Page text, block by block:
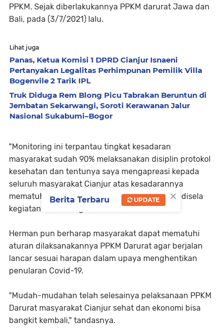
PPKM. Sejak diberlakukannya PPKM darurat Jawa dan
Bali, pada (3/7/2021) lalu.
Lihat juga
Panas, Ketua Komisi 1 DPRD Cianjur Isnaeni
Pertanyakan Legalitas Perhimpunan Pemilik Villa
Bogenvile 2 Tarik IPL
Truk Diduga Rem Blong Picu Tabrakan Beruntun di
Jembatan Sekarwangi, Soroti Kerawanan Jalur
Nasional Sukabumi–Bogor
"Monitoring ini terpantau tingkat kesadaran
masyarakat sudah 90% melaksanakan disiplin protokol
kesehatan dan tentunya saya mengapreasi kepada
seluruh masyarakat Cianjur atas kesadarannya
mematuhi aturan PPKM darurat," kata Herman disela
kegiatan monitoring.
Herman pun berharap masyarakat dapat mematuhi
aturan dilaksanakannya PPKM Darurat agar berjalan
lancar sesuai harapan dalam upaya menghentikan
penularan Covid-19.
"Mudah-mudahan telah selesainya pelaksanaan PPKM
Darurat masyarakat Cianjur sehat dan ekonomi bisa
bangkit kembali," tandasnya.
×
Berita Terbaru UPDATE